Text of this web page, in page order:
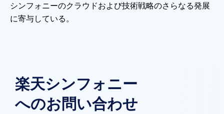
シンフォニーのクラウドおよび技術戦略のさらなる発展
に寄与している。
楽天シンフォニー
へのお問い合わせ